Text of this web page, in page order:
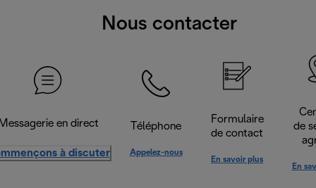
Nous contacter
en direct
à discuter
Téléphone
Appelez-nous
Formulaire
de contact
En savoir plus
de
En